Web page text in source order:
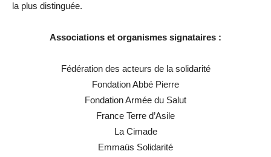
la plus distinguée.
Associations et organismes signataires :
Fédération des acteurs de la solidarité
Fondation Abbé Pierre
Fondation Armée du Salut
France Terre d’Asile
La Cimade
Emmaüs Solidarité